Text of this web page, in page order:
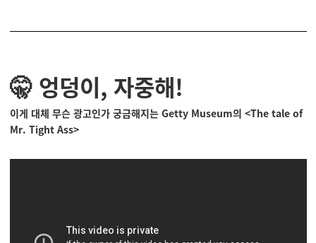
🤫 엉덩이, 자중해!
이게 대체 무슨 광고인가 궁금해지는 Getty Museum의 <The tale of
Mr. Tight Ass>